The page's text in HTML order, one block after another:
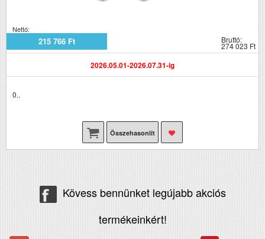
Nettó:
215 766 Ft Bruttó:
274 023 Ft
2026.05.01-2026.07.31-ig
0..
Összehasonlít
Kövess bennünket legújabb akciós
termékeinkért!